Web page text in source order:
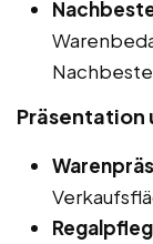
Präsentation